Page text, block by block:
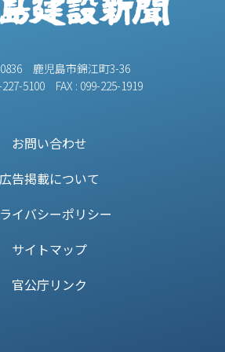
0836 鹿児島市錦江町3-36
227-5100 FAX : 099-225-1919
お問い合わせ
広告掲載について
イバシーポリシー
サイトマップ
官公庁リンク